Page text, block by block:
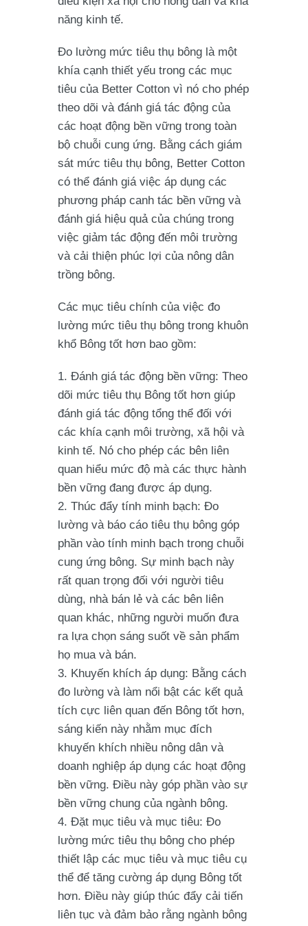
năng kinh tế.
Đo lường mức tiêu thụ bông là một
khía cạnh thiết yếu trong các mục
tiêu của Better Cotton vì nó cho phép
theo dõi và đánh giá tác động của
các hoạt động bền vững trong toàn
bộ chuỗi cung ứng. Bằng cách giám
sát mức tiêu thụ bông, Better Cotton
có thể đánh giá việc áp dụng các
phương pháp canh tác bền vững và
đánh giá hiệu quả của chúng trong
việc giảm tác động đến môi trường
và cải thiện phúc lợi của nông dân
trồng bông.
Các mục tiêu chính của việc đo
lường mức tiêu thụ bông trong khuôn
khổ Bông tốt hơn bao gồm:
Đánh giá tác động bền vững: Theo
dõi mức tiêu thụ Bông tốt hơn giúp
đánh giá tác động tổng thể đối với
các khía cạnh môi trường, xã hội và
kinh tế. Nó cho phép các bên liên
quan hiểu mức độ mà các thực hành
bền vững đang được áp dụng.
Thúc đẩy tính minh bạch: Đo
lường và báo cáo tiêu thụ bông góp
phần vào tính minh bạch trong chuỗi
cung ứng bông. Sự minh bạch này
rất quan trọng đối với người tiêu
dùng, nhà bán lẻ và các bên liên
quan khác, những người muốn đưa
ra lựa chọn sáng suốt về sản phẩm
họ mua và bán.
Khuyến khích áp dụng: Bằng cách
đo lường và làm nổi bật các kết quả
tích cực liên quan đến Bông tốt hơn,
sáng kiến này nhằm mục đích
khuyến khích nhiều nông dân và
doanh nghiệp áp dụng các hoạt động
bền vững. Điều này góp phần vào sự
bền vững chung của ngành bông.
Đặt mục tiêu và mục tiêu: Đo
lường mức tiêu thụ bông cho phép
thiết lập các mục tiêu và mục tiêu cụ
thể để tăng cường áp dụng Bông tốt
hơn. Điều này giúp thúc đẩy cải tiến
liên tục và đảm bảo rằng ngành bông